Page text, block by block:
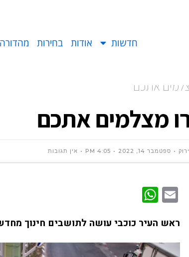
חדשות אודות בחירות
אתכם
מצלמים אתכם
ספטמבר 14, 2022 4:05 PM אין תגובות
Email
ראש העיר כוכבי עושה לתושבים חינוך